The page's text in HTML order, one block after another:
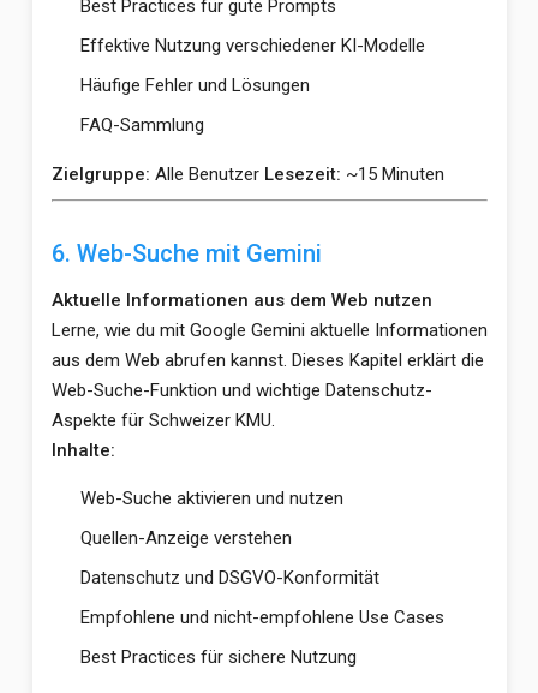
Best Practices für gute Prompts
Effektive Nutzung verschiedener KI-Modelle
Häufige Fehler und Lösungen
FAQ-Sammlung
Zielgruppe: Alle Benutzer Lesezeit: ~15 Minuten
6. Web-Suche mit Gemini
Aktuelle Informationen aus dem Web nutzen
Lerne, wie du mit Google Gemini aktuelle Informationen
aus dem Web abrufen kannst. Dieses Kapitel erklärt die
Web-Suche-Funktion und wichtige Datenschutz-
Aspekte für Schweizer KMU.
Inhalte:
Web-Suche aktivieren und nutzen
Quellen-Anzeige verstehen
Datenschutz und DSGVO-Konformität
Empfohlene und nicht-empfohlene Use Cases
Best Practices für sichere Nutzung